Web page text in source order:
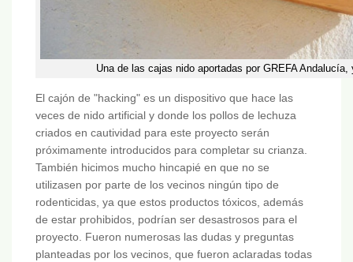
Una de las cajas nido aportadas por GREFA
El cajón de "hacking" es un dispositivo que hace las
veces de nido artificial y donde los pollos de lechuza
criados en cautividad para este proyecto serán
próximamente introducidos para completar su crianza.
También hicimos mucho hincapié en que no se
utilizasen por parte de los vecinos ningún tipo de
rodenticidas, ya que estos productos tóxicos, además
de estar prohibidos, podrían ser desastrosos para el
proyecto. Fueron numerosas las dudas y preguntas
planteadas por los vecinos, que fueron aclaradas todas